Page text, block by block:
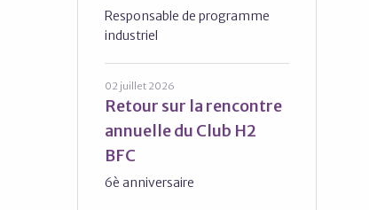
Responsable de programme
industriel
02 juillet 2026
Retour sur la rencontre
annuelle du Club H2
BFC
6è anniversaire